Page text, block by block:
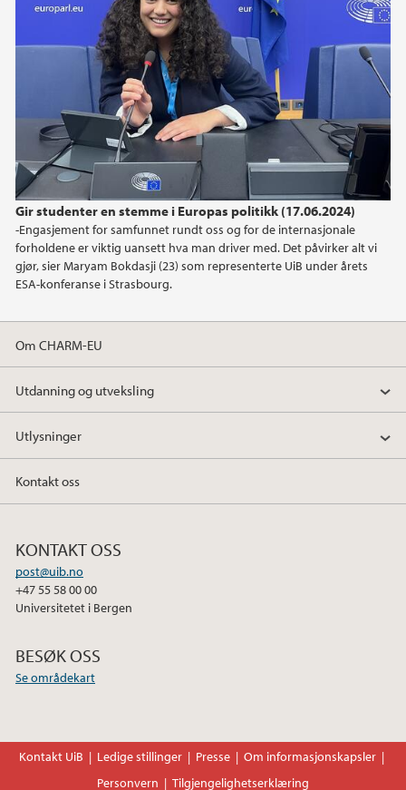
Gir studenter en stemme i Europas politikk (17.06.2024)
-Engasjement for samfunnet rundt oss og for de internasjonale
forholdene er viktig uansett hva man driver med. Det påvirker alt vi
gjør, sier Maryam Bokdasji (23) som representerte UiB under årets
ESA-konferanse i Strasbourg.
Om CHARM-EU
Utdanning og utveksling
Utlysninger
Kontakt oss
KONTAKT OSS
post@uib.no
+47 55 58 00 00
Universitetet i Bergen
BESØK OSS
Se områdekart
Kontakt UiB Ledige stillinger Presse
Om informasjonskapsler
Personvern
Tilgjengelighetserklæring